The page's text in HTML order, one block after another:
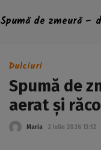
Spumă de zmeură
Dulciuri
Spumă de
aerat și
Maria 2 iulie 2026 13:12